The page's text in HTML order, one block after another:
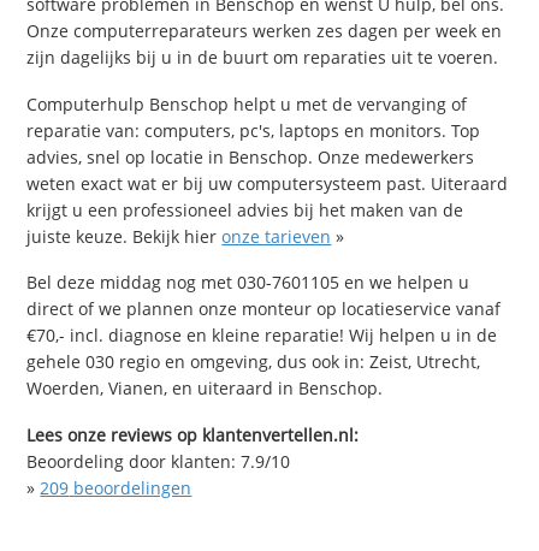
Onze computerreparateurs werken zes dagen per week en
zijn dagelijks bij u in de buurt om reparaties uit te voeren.
Computerhulp Benschop helpt u met de vervanging of
reparatie van: computers, pc's, laptops en monitors. Top
advies, snel op locatie in Benschop. Onze medewerkers
weten exact wat er bij uw computersysteem past. Uiteraard
krijgt u een professioneel advies bij het maken van de
juiste keuze. Bekijk hieronze tarieven »
Bel deze middag nog met 030-7601105 en we helpen u
direct of we plannen onze monteur op locatieservice vanaf
€70,- incl. diagnose en kleine reparatie! Wij helpen u in de
gehele 030 regio en omgeving, dus ook in: Zeist, Utrecht,
Woerden, Vianen, en uiteraard in Benschop.
Lees onze reviews op klantenvertellen.nl:
Beoordeling door klanten:7.9/10
»209 beoordelingen